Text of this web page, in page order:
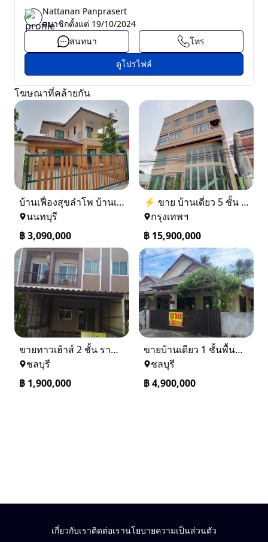
Nattanan Panprasert
สมาชิกตั้งแต่ 19/10/2024
สนทนา
โทร
ดูโปรไฟล์
โฆษณาที่คล้ายกัน
บ้านเฟื่องสุขลำโพ บ้านเดี่ยวสร้างใหม่ บางบัวทอง
นนทบุรี
฿3,090,000
⚡ ขาย บ้านเดี่ยว 5 ชั้น ซอย ประชาชื่น 14 ใกล้ BTS
กรุงเทพฯ
฿ 15,900,000
ขายทาวเฮ้าส์ 2 ชั้น ราคา 1.9 ล้านบาท ที่อยู่ ศรีราชา ชลบุรี
ชลบุรี
฿ 1,900,000
ขายบ้านเดียว 1 ชั้นพื้นที่ 102 ตรว บางละมุง ชลบุรี
ชลบุรี
฿4,900,000
เกี่ยวกับเราติดต่อเรานโยบายความเป็นส่วนตัว